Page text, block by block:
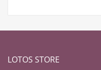
LOTOS STORE